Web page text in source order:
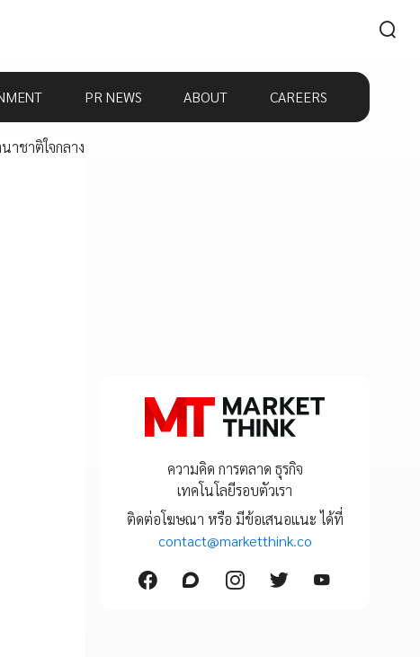
PR NEWS ABOUT CAREERS
ความคิด การตลาด ธุรกิจ
เทคโนโลยีรอบตัวเรา
ติดต่อโฆษณา หรือ มีข้อเสนอแนะ ได้ที่
contact@marketthink.co